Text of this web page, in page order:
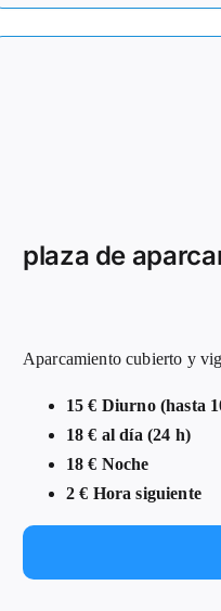
plaza de
Aparcamiento cubierto y
15 € Diurno (hasta
18 € al día (24 h)
18 € Noche
2 € Hora siguiente